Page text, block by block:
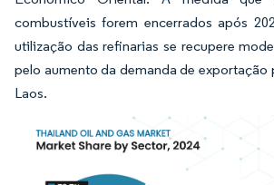
combustíveis forem encerrados após
utilização das refinarias se recupere
pelo aumento da demanda de exportação
Laos.